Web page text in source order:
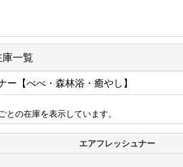
一覧
ー【べべ・森林浴・癒やし】
との在庫を表示しています。
エアフレッシュナー